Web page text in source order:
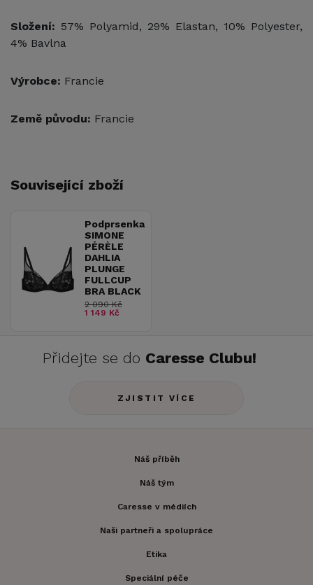
Složení: 57% Polyamid, 29% Elastan, 10% Polyester,
4% Bavlna
Výrobce: Francie
Země původu: Francie
Související zboží
Podprsenka
SIMONE
PÉRÈLE
DAHLIA
PLUNGE
FULLCUP
BRA BLACK
2 090 Kč
1 149 Kč
Přidejte se do Caresse Clubu!
ZJISTIT VÍCE
Náš příběh
Náš tým
Caresse v médiích
Naši partneři a spolupráce
Etika
Speciální péče